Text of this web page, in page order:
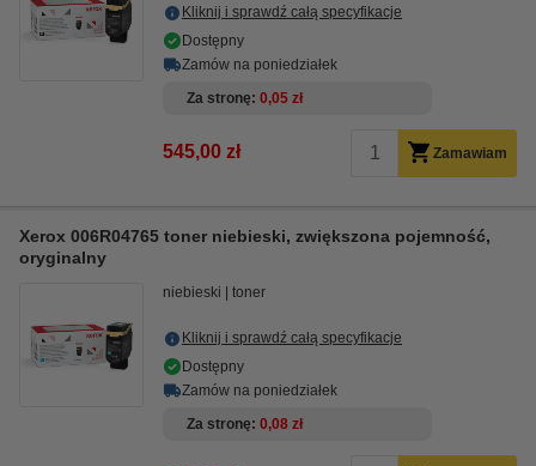
Kliknij i sprawdź całą specyfikacje
Dostępny
Zamów na poniedziałek
Za stronę 0,05 zł
545,00 zł Zamawiam
Xerox 006R04765 toner niebieski, zwiększona pojemność,
oryginalny
niebieski toner
Kliknij i sprawdź całą specyfikacje
Dostępny
Zamów na poniedziałek
Za stronę 0,08 zł